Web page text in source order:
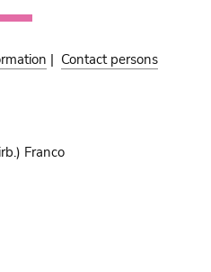
| Contact persons
Franco